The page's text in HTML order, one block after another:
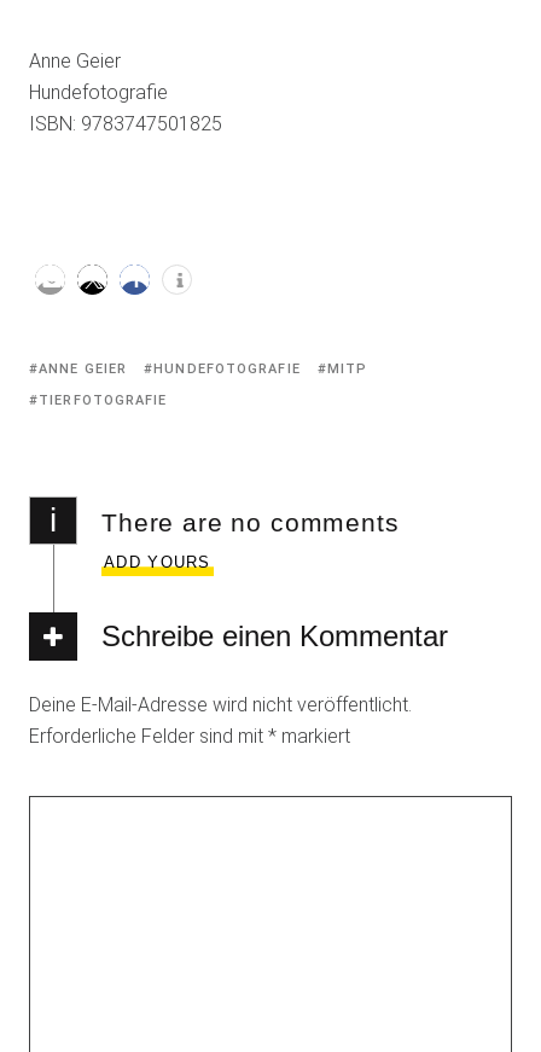
Anne Geier
Hundefotografie
ISBN: 9783747501825
Tagged
with:
ANNE GEIER HUNDEFOTOGRAFIE
MITP
TIERFOTOGRAFIE
i There are no comments
ADD YOURS
Schreibe einen Kommentar
Deine E-Mail-Adresse wird nicht veröffentlicht.
Erforderliche Felder sind mit * markiert